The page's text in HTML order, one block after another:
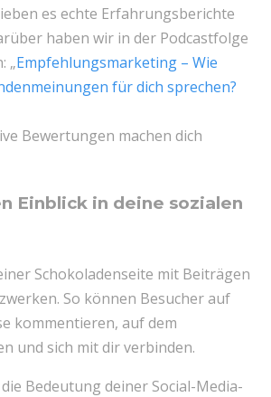
es echte Erfahrungsberichte
haben wir in der Podcastfolge
„Empfehlungsmarketing – Wie
für dich sprechen?
Bewertungen machen dich
Einblick in deine sozialen
Schokoladenseite mit Beiträgen
So können Besucher auf
kommentieren, auf dem
und sich mit dir verbinden.
Bedeutung deiner Social-Media-